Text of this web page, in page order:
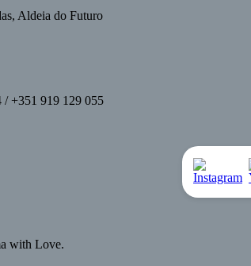
Aldeia do Futuro
/ +351 919 129 055
with Love.